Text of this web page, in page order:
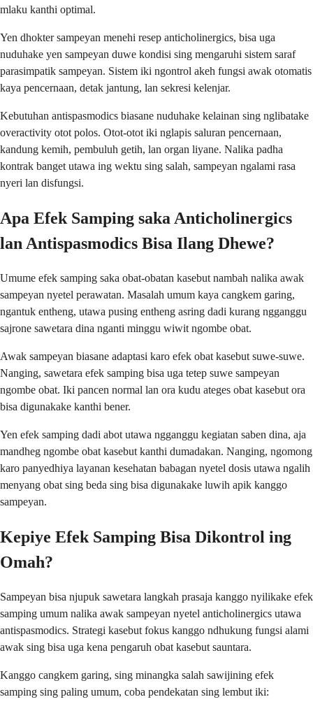
mlaku kanthi optimal.
Yen dhokter sampeyan menehi resep anticholinergics, bisa uga
nuduhake yen sampeyan duwe kondisi sing mengaruhi sistem saraf
parasimpatik sampeyan. Sistem iki ngontrol akeh fungsi awak otomatis
kaya pencernaan, detak jantung, lan sekresi kelenjar.
Kebutuhan antispasmodics biasane nuduhake kelainan sing nglibatake
overactivity otot polos. Otot-otot iki nglapis saluran pencernaan,
kandung kemih, pembuluh getih, lan organ liyane. Nalika padha
kontrak banget utawa ing wektu sing salah, sampeyan ngalami rasa
nyeri lan disfungsi.
Apa Efek Samping saka Anticholinergics
lan Antispasmodics Bisa Ilang Dhewe?
Umume efek samping saka obat-obatan kasebut nambah nalika awak
sampeyan nyetel perawatan. Masalah umum kaya cangkem garing,
ngantuk entheng, utawa pusing entheng asring dadi kurang ngganggu
sajrone sawetara dina nganti minggu wiwit ngombe obat.
Awak sampeyan biasane adaptasi karo efek obat kasebut suwe-suwe.
Nanging, sawetara efek samping bisa uga tetep suwe sampeyan
ngombe obat. Iki pancen normal lan ora kudu ateges obat kasebut ora
bisa digunakake kanthi bener.
Yen efek samping dadi abot utawa ngganggu kegiatan saben dina, aja
mandheg ngombe obat kasebut kanthi dumadakan. Nanging, ngomong
karo panyedhiya layanan kesehatan babagan nyetel dosis utawa ngalih
menyang obat sing beda sing bisa digunakake luwih apik kanggo
sampeyan.
Kepiye Efek Samping Bisa Dikontrol ing
Omah?
Sampeyan bisa njupuk sawetara langkah prasaja kanggo nyilikake efek
samping umum nalika awak sampeyan nyetel anticholinergics utawa
antispasmodics. Strategi kasebut fokus kanggo ndhukung fungsi alami
awak sing bisa uga kena pengaruh obat kasebut sauntara.
Kanggo cangkem garing, sing minangka salah sawijining efek
samping sing paling umum, coba pendekatan sing lembut iki: